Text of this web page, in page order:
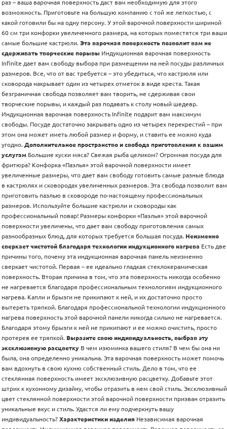
раз – ваша варочная поверхность даст вам необходимую для этого
возможность. Приготовьте на большую компанию с той же легкостью, с
какой готовили бы на одну персону. У этой варочной поверхности шириной
60 см три конфорки увеличенного размера, на которых поместятся три ваши
самые большие кастрюли. Эта варочная поверхность позволит вам не
сдерживать творческие порывы Индукционная варочная поверхность
Infinite дает вам свободу выбора при размещении на ней посуды различных
размеров. Все, что от вас требуется – это убедиться, что кастрюля или
сковорода накрывает один из четырех отметок в виде креста. Такая
безграничная свобода позволяет вам творить, не сдерживая свои
творческие порывы, и каждый раз подавать к столу новый шедевр.
Индукционная варочная поверхность Infinite подарит вам максимум
свободы. Посуде достаточно закрывать одно из четырех перекрестий – при
этом она может иметь любой размер и форму, и ставить ее можно куда
угодно. Дополнительное пространство и свобода приготовления к вашим
услугам Большие куски мяса? Свежая рыба целиком? Огромная посуда для
фритюра? Конфорка «Паэлья» этой варочной поверхности имеет
увеличенные размеры, что дает вам свободу готовить самые разные блюда
в кастрюлях и сковородах увеличенных размеров. Эта свобода позволит вам
приготовить паэлью в сковороде по-настоящему профессиональных
размеров. Используйте большие кастрюли и сковороды как
профессиональный повар! Размеры конфорки «Паэлья» этой варочной
поверхности увеличены, что дает вам свободу приготовления самых
разнообразных блюд, для которых требуется большая посуда. Неизменно
сверкает чистотой благодаря технологии индукционного нагрева Есть две
причины того, почему эта индукционная варочная панель неизменно
сверкает чистотой. Первая – ее идеально гладкая стеклокерамическая
поверхность. Вторая причина в том, что эта поверхность никогда особенно
не нагревается благодаря профессиональным технологиям индукционного
нагрева. Капли и брызги не прикипают к ней, и их достаточно просто
вытереть тряпкой. Благодаря профессиональной технологии индукционного
нагрева поверхность этой варочной панели никогда сильно не нагревается.
Благодаря этому брызги к ней не прикипают и ее можно очистить, просто
протерев ее тряпкой. Выразите свою индивидуальность, выбрав эту
эксклюзивную расцветку В чем изюминка вашего стиля? В чем бы она ни
была, она определенно уникальна. Эта варочная поверхность может помочь
вам вдохнуть в свою кухню собственный стиль. Дело в том, что ее
стеклянная поверхность имеет эксклюзивную расцветку. Добавьте этот
штрих к кухонному дизайну, чтобы отразить в нем свой стиль. Эксклюзивный
цвет стеклянной поверхности этой варочной поверхности призван отразить
уникальные вкус и стиль. Удастся ли ему подчеркнуть вашу
индивидуальность? Характеристики изделия Независимая варочная